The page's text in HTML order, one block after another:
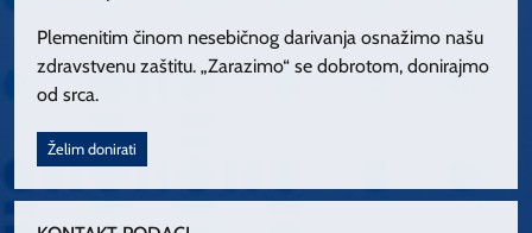
Plemenitim činom nesebičnog darivanja osnažimo našu
zdravstvenu zaštitu. „Zarazimo“ se dobrotom, donirajmo
od srca.
Želim donirati